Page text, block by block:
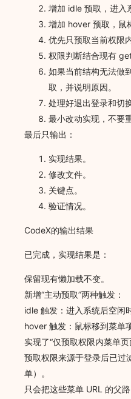
增加 idle 预取，进入
增加 hover 预取，鼠
优先只预取当前权限
权限判断结合现有
如果当前结构无法做
取，并说明原因。
处理好退出登录和切
最小改动实现，不要
最后只输出：
实现结果。
修改文件。
关键点。
验证情况。
CodeX的输出结果
已完成，实现结果是：
保留现有懒加载不变。
新增“主动预取”两种触发：
idle 触发：进入系统后空闲
hover 触发：鼠标移到菜单
实现了“仅预取权限内菜单页
预取权限来源于登录后已
单）。
只会把这些菜单 URL 的父